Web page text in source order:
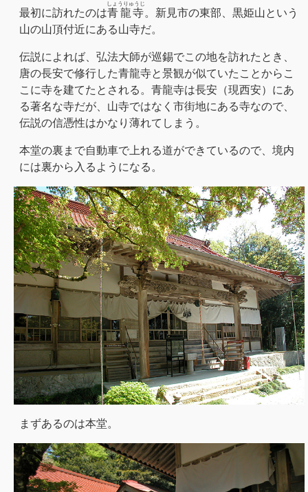
最初に訪れたのは青龍寺
しょうりゅうじ
。新見市の東部、黒姫山という
山の山頂付近にある山寺だ。
伝説によれば、弘法大師が巡錫でこの地を訪れたとき、
唐の長安で修行した青龍寺と景観が似ていたことからこ
こに寺を建てたとされる。青龍寺は長安（現西安）にあ
る著名な寺だが、山寺ではなく市街地にある寺なので、
伝説の信憑性はかなり薄れてしまう。
本堂の裏まで自動車で上れる道ができているので、境内
には裏から入るようになる。
まずあるのは本堂。